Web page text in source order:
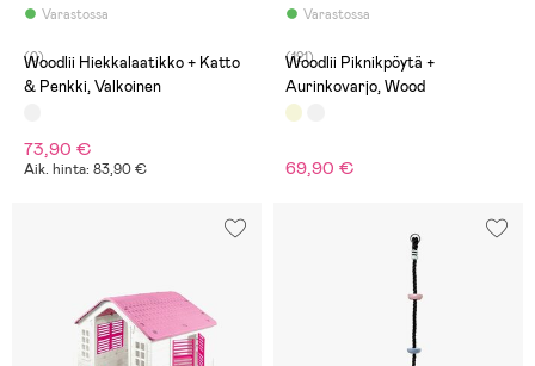
Varastossa
(0)
Woodlii Hiekkalaatikko + Katto
& Penkki, Valkoinen
73,90 €
Aik. hinta: 83,90 €
Varastossa
(121)
Woodlii Piknikpöytä +
Aurinkovarjo, Wood
69,90 €